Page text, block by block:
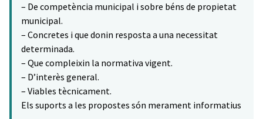
– De competència municipal i sobre béns de propietat
municipal.
– Concretes i que donin resposta a una necessitat
determinada.
– Que compleixin la normativa vigent.
– D’interès general.
– Viables tècnicament.
Els suports a les propostes són merament informatius